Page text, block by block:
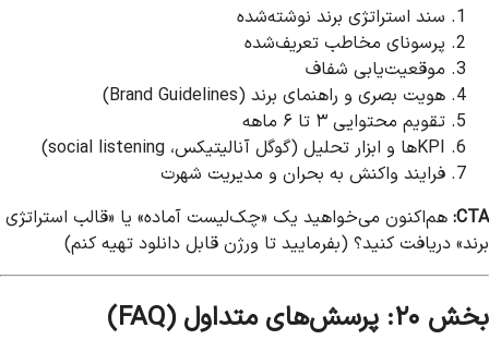
سند استراتژی برند نوشته‌شده
پرسونای مخاطب تعریف‌شده
موقعیت‌یابی شفاف
هویت بصری و راهنمای برند (Brand Guidelines)
تقویم محتوایی ۳ تا ۶ ماهه
KPIها و ابزار تحلیل (گوگل آنالیتیکس، social listening)
فرایند واکنش به بحران و مدیریت شهرت
CTA: هم‌اکنون می‌خواهید یک «چک‌لیست آماده» یا «قالب استراتژی
برند» دریافت کنید؟ (بفرمایید تا ورژن قابل دانلود تهیه کنم)
بخش ۲۰: پرسش‌های متداول (FAQ)